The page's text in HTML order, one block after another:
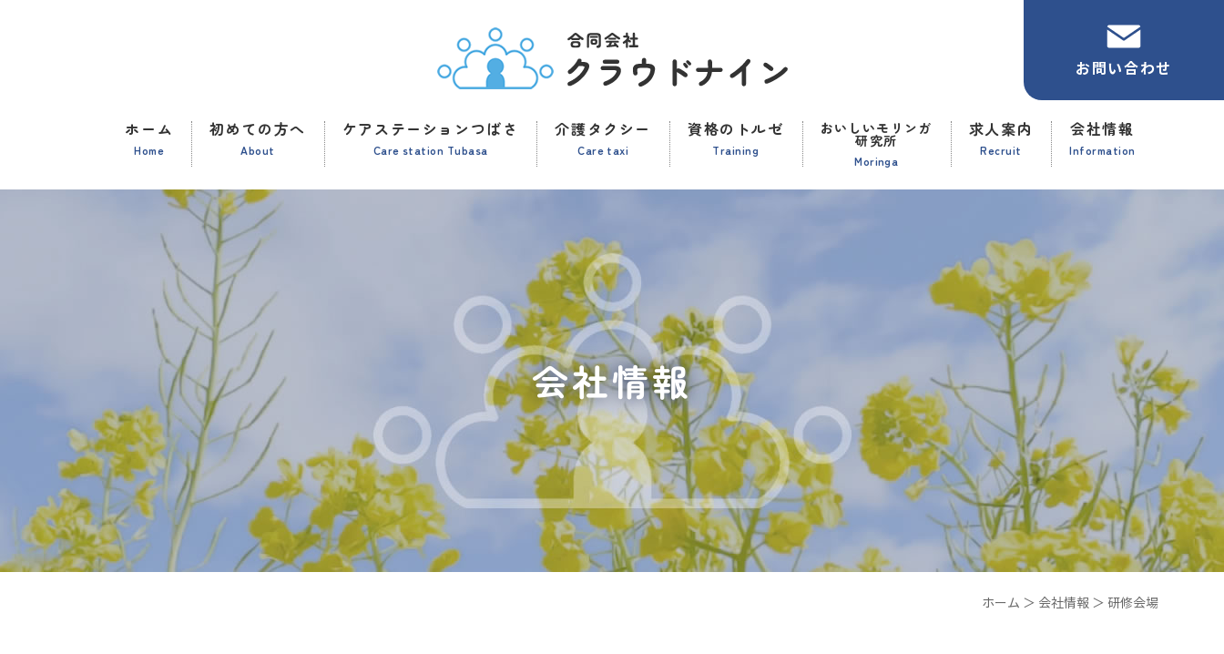
ホーム
Home
初めての方へ
About
ケアステーションつばさ
Care station Tubasa
介護タクシー
Care taxi
資格のトルゼ
Training
おいしいモリンガ
研究所
Moringa
求人案内
Recruit
会社情報
Information
お問い合わせ
会社情報
ホーム ＞ 会社情報 ＞ 研修会場